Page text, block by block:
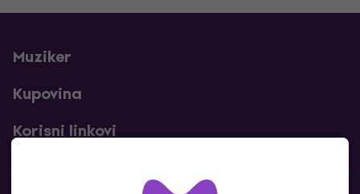
Muziker
Kupovina
Korisni linkovi